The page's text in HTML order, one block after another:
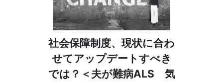
社会保障制度、現状に合わ
せてアップデートすべき
では？＜夫が難病ALS 気